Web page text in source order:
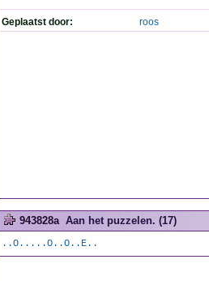
Geplaatst door: roos
943828a Aan het puzzelen. (17)
..O.....O..O..E..